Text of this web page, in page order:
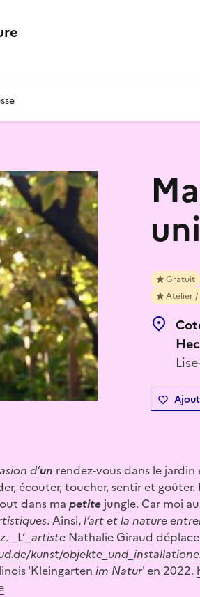
Gratuit
Atelier /
d’un rendez-vous dans le
écouter, toucher, sentir et
dans ma petite jungle. Car moi
. Ainsi,l’art et la nature
. _L’_ artiste Nathalie Giraud
kunst/
'Kleingarten im Natur' en 2022.